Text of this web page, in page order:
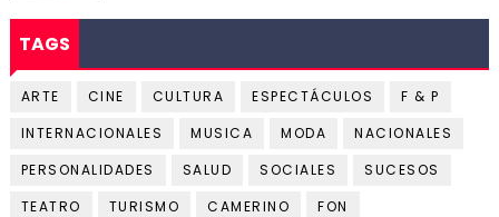
TAGS
ARTE CINE CULTURA ESPECTÁCULOS
F & P
INTERNACIONALES
MUSICA MODA
NACIONALES
PERSONALIDADES
SALUD SOCIALES
SUCESOS
TEATRO
TURISMO CAMERINO FON